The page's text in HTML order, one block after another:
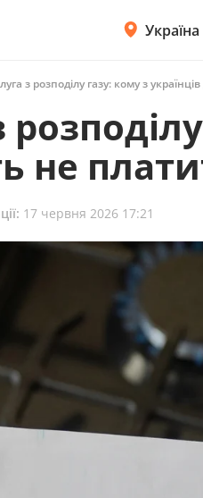
Україна
з розподілу газу: кому з
не
17 червня 2026 17:21